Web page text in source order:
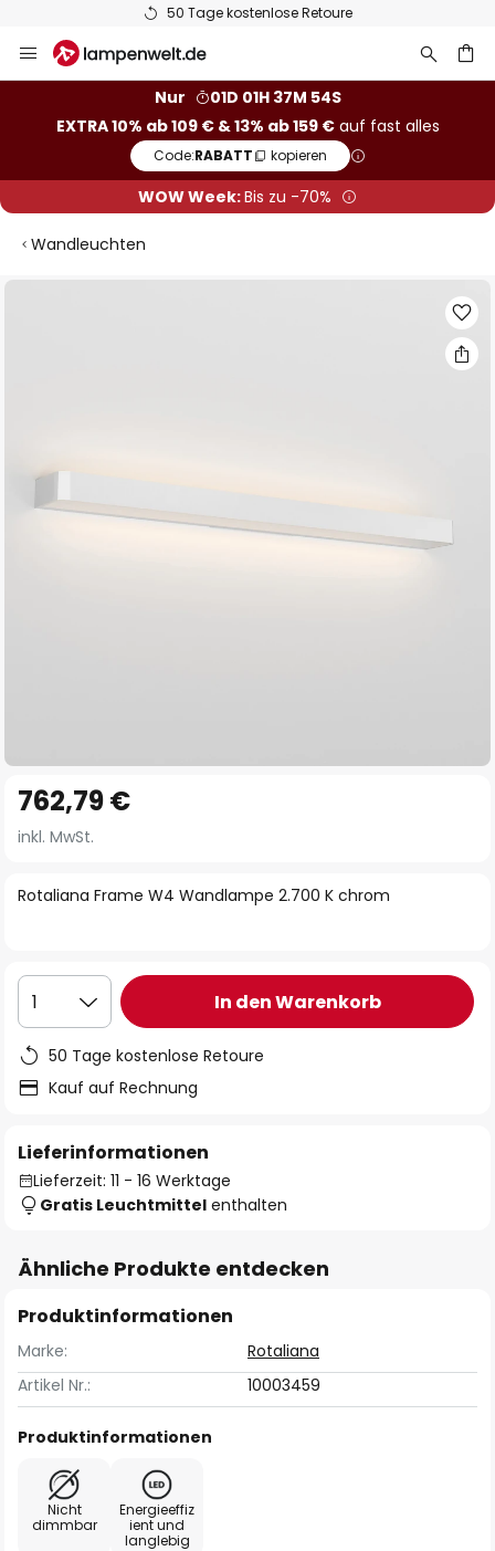
50 Tage kostenlose Retoure
Inhalt
Nur
01D 01H 37M 53S
EXTRA 10% ab 109 € & 13% ab 159 €auf fast alles
Code:RABATT kopieren
WOW Week:Bis zu -70%
Wandleuchten
Anfang
der
springen
Rotaliana Frame W4 Wandlampe 2.700 K chrom
762,79 €
inkl. MwSt.
1 In den Warenkorb
50 Tage kostenlose Retoure
Kauf auf Rechnung
Lieferinformationen
Lieferzeit: 11 - 16 Werktage
Gratis Leuchtmittel enthalten
Ähnliche Produkte entdecken
Produktinformationen
Marke:
Rotaliana
Artikel Nr.:
10003459
Produktinformationen
Nicht
dimmbar
Energieeffiz
ient und
langlebig